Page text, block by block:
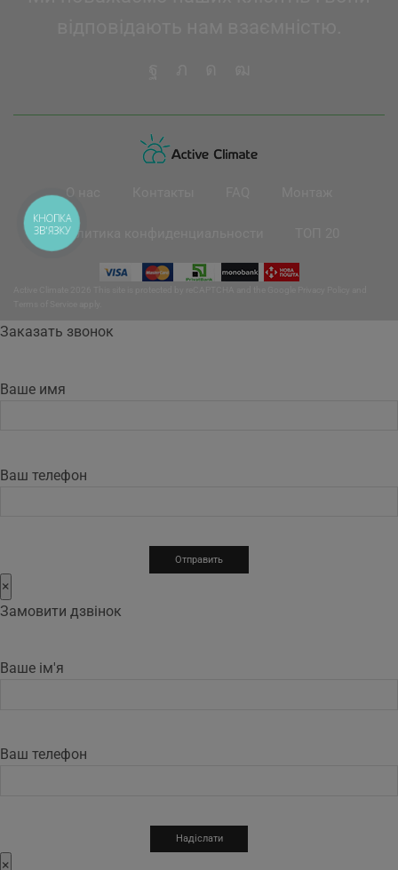
Политика конфиденциальности
Заказать звонок
Ваше имя
Ваш телефон
×
Замовити дзвінок
Ваше ім'я
Ваш телефон
×
КНОПКА
ЗВ'ЯЗКУ